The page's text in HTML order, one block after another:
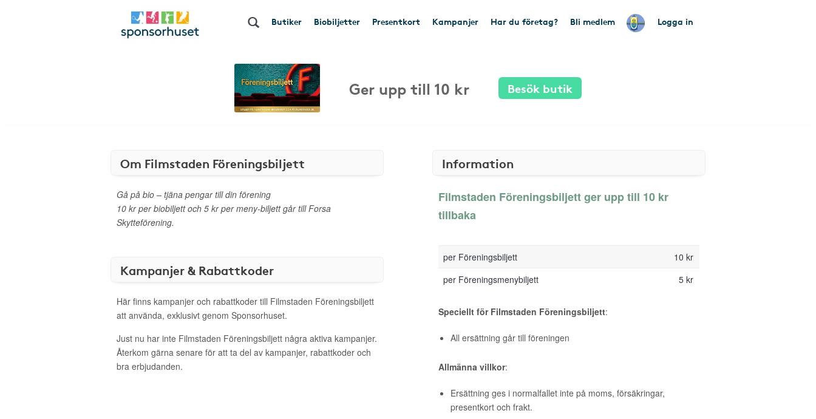
Butiker Biobiljetter Presentkort Kampanjer Har du företag? Bli medlem Logga in
Ger upp till 10 kr Besök butik
Om Filmstaden Föreningsbiljett
Gå på bio – tjäna pengar till din förening
10 kr per biobiljett och 5 kr per meny-biljett går till Forsa
Skytteförening.
Kampanjer & Rabattkoder
Här finns kampanjer och rabattkoder till Filmstaden Föreningsbiljett
att använda, exklusivt genom Sponsorhuset.
Just nu har inte Filmstaden Föreningsbiljett några aktiva kampanjer.
Återkom gärna senare för att ta del av kampanjer, rabattkoder och
bra erbjudanden.
Information
Filmstaden Föreningsbiljett ger upp till 10 kr
tillbaka
per Föreningsbiljett
10 kr
per Föreningsmenybiljett
5 kr
Speciellt för Filmstaden Föreningsbiljett:
All ersättning går till föreningen
Allmänna villkor:
Ersättning ges i normalfallet inte på moms, försäkringar,
presentkort och frakt.